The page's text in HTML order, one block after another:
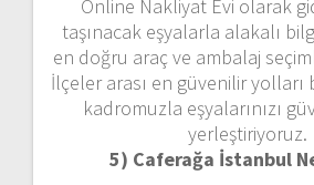
Online Nakliyat Evi olarak
taşınacak eşyalarla alakalı
en doğru araç ve ambalaj
İlçeler arası en güvenilir
kadromuzla eşyalarınızı
yerleştiriyoruz.
5) Caferağa İstanbul